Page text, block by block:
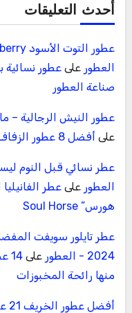
أحدث التعليقات
العطور على عطور نسائية
صناعة العطور
عطور النيش الرجالية –
على أفضل 8 عطور الزفاف الرجالية 2025
عطر نسائي قبل النوم
العطور على عطر
هورس” Soul Horse
عطر تايلور سويفت
2024 - العطور
على
منها رائحة المخبوزات
أفضل عطور الخريف 21 عطرًا خريفيًا لإطراءات لا حصر لها